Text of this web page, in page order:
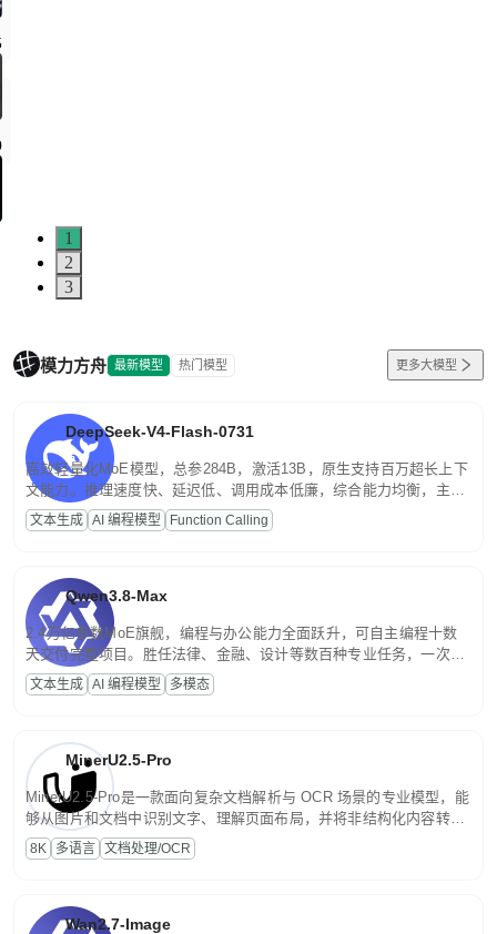
1
2
3
模力方舟 最新模型 热门模型 更多大模型
DeepSeek-V4-Flash-0731
高效轻量化MoE模型，总参284B，激活13B，原生支持百万超长上下
文能力。推理速度快、延迟低、调用成本低廉，综合能力均衡，主打
高并发、轻量化任务，适合日常对话、内容创作、基础 RAG、批量
文案处理等普惠刚需场景。
文本生成 AI 编程模型 Function Calling
Qwen3.8-Max
2.4万亿参数MoE旗舰，编程与办公能力全面跃升，可自主编程十数
天交付完整项目。胜任法律、金融、设计等数百种专业任务，一次对
话端到端交付生产级成果。原生视觉理解贯穿规划、执行与验证全流
程，支持超长文档与长视频的深度语义解析。长程任务中自主规划与
文本生成 AI 编程模型 多模态
MinerU2.5-Pro
MinerU2.5-Pro是一款面向复杂文档解析与 OCR 场景的专业模型，能
够从图片和文档中识别文字、理解页面布局，并将非结构化内容转换
为便于存储、检索和二次处理的结构化结果。
8K 多语言 文档处理/OCR
Wan2.7-Image